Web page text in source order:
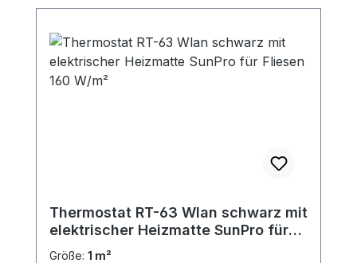
Thermostat RT-63 Wlan schwarz mit
elektrischer Heizmatte SunPro für
Fliesen 160 W/m²
Größe: 1 m²